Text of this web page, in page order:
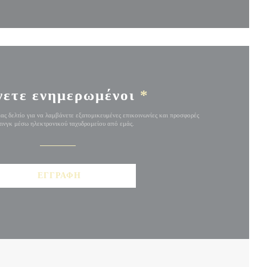
ενημερωμένοι *
δελτίο για να λαμβάνετε εξατομικευμένες επικοινωνίες και προσφορές
μέσω ηλεκτρονικού ταχυδρομείου από εμάς.
ΕΓΓΡΑΦΉ